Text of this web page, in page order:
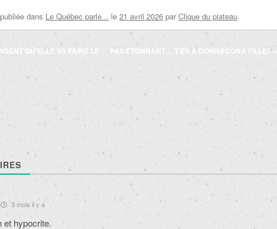
dans Le Québec parle... le 21 avril 2026 par Clique du plateau.
QU’ELLE VA FAIRE LE
PAS ÉTONNANT… T’ES À DONNACONA FILLE!→
3 mois il y a
et hypocrite.